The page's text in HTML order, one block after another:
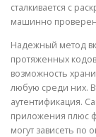
сталкивается с
машинно проверен
Надежный метод
протяженных
возможность
любую среди них.
аутентификация.
приложения плюс
могут зависеть по